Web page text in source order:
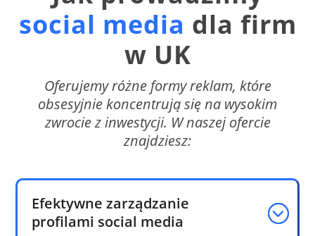
social media dla firm
w UK
Oferujemy różne formy reklam, które
obsesyjnie koncentrują się na wysokim
zwrocie z inwestycji. W naszej ofercie
znajdziesz:
Efektywne zarządzanie
profilami social media